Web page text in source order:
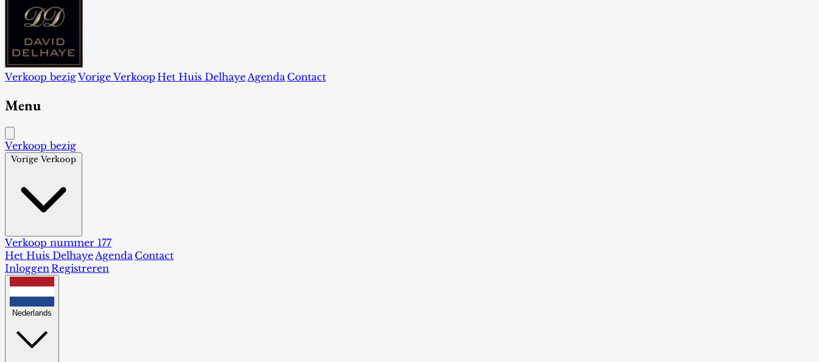
Verkoop bezigVorige Verkoop Het Huis Delhaye Agenda Contact
Menu
Verkoop bezig
Vorige Verkoop
Verkoop nummer 177
Het Huis DelhayeAgenda Contact
InloggenRegistreren
Nederlands